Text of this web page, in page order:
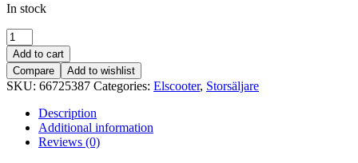
In stock
2-
pack
Punkteringsfritt
däck
8.5"
Honeycomb
Xiaomi
scooter
Add to cart
Compare
Add to wishlist
SKU: 66725387 Categories: Elscooter, Storsäljare
Description
Additional information
Reviews (0)